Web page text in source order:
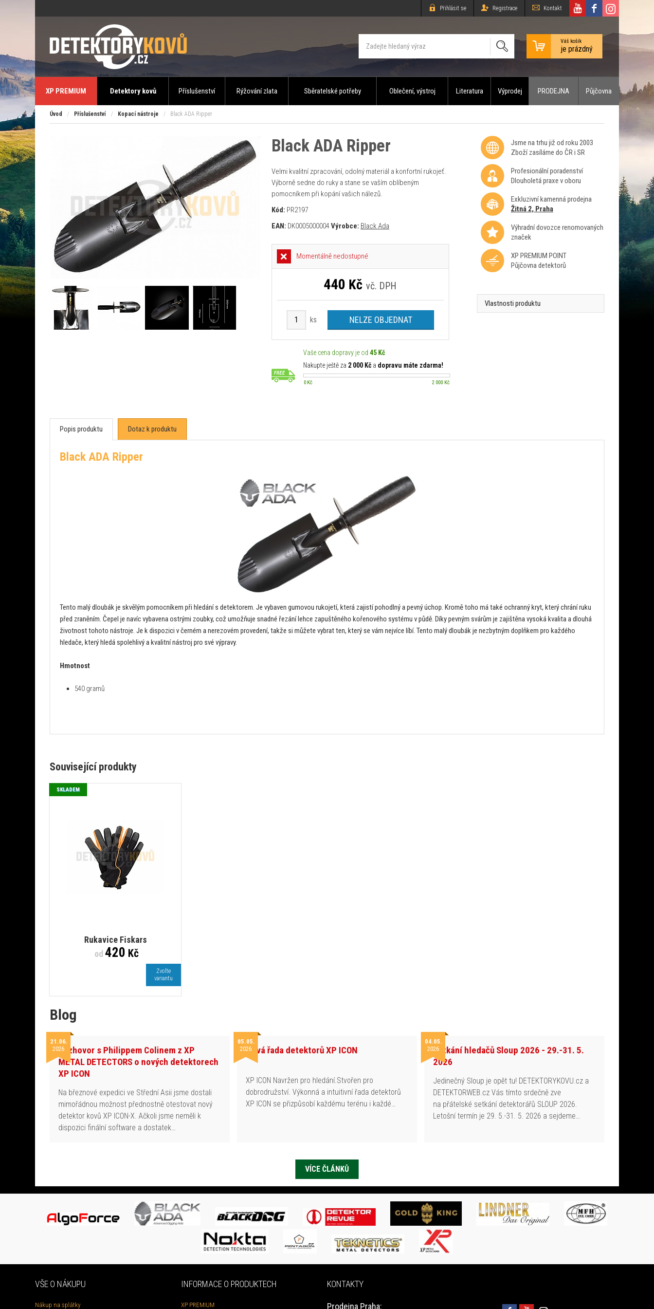
Přihlásit se Registrace Kontakt
Váš košík
je prázdný
XP PREMIUM Detektory kovů Příslušenství Rýžování zlata Sběratelské potřeby Oblečení, výstroj Literatura Výprodej PRODEJNA Půjčovna
Úvod / Příslušenství / Kopací nástroje / Black ADA Ripper
Black ADA Ripper
Velmi kvalitní zpracování, odolný materiál a konfortní rukojeť.
Výborně sedne do ruky a stane se vaším oblíbeným
pomocníkem při kopání vašich nálezů.
Kód: PR2197
EAN: DK0005000004Výrobce: Black Ada
Momentálně nedostupné
440 Kč vč. DPH
ks NELZE OBJEDNAT
Vaše cena dopravy je od 45 Kč
Nakupte ještě za 2 000 Kča dopravu máte zdarma!
0 Kč 2 000 Kč
Jsme na trhu již od roku 2003
Zboží zasíláme do ČR i SR
Profesionální poradenství
Dlouholetá praxe v oboru
Exkluzivní kamenná prodejna
Žitná 2, Praha
Výhradní dovozce renomovaných
značek
XP PREMIUM POINT
Půjčovna detektorů
Vlastnosti produktu
Popis produktu Dotaz k produktu
Black ADA Ripper
Tento malý dloubák je skvělým pomocníkem při hledání s detektorem. Je vybaven gumovou rukojetí, která zajistí pohodlný a pevný úchop. Kromě toho má také ochranný kryt, který chrání ruku
před zraněním. Čepel je navíc vybavena ostrými zoubky, což umožňuje snadné řezání lehce zapuštěného kořenového systému v půdě. Díky pevným svárům je zajištěna vysoká kvalita a dlouhá
životnost tohoto nástroje. Je k dispozici v černém a nerezovém provedení, takže si můžete vybrat ten, který se vám nejvíce líbí. Tento malý dloubák je nezbytným doplňkem pro každého
hledače, který hledá spolehlivý a kvalitní nástroj pro své výpravy.
Hmotnost
540 gramů
Související produkty
Rukavice Fiskars
SKLADEM
od420 Kč
Zvolte
variantu
Blog
21.06.
2026Rozhovor s Philippem Colinem z XP
METAL DETECTORS o nových detektorech
XP ICON
Na březnové expedici ve Střední Asii jsme dostali
mimořádnou možnost přednostně otestovat nový
detektor kovů XP ICON-X. Ačkoli jsme neměli k
dispozici finální software a dostatek…
05.05.
2026Nová řada detektorů XP ICON
XP ICON Navržen pro hledání.Stvořen pro
dobrodružství. Výkonná a intuitivní řada detektorů
XP ICON se přizpůsobí každému terénu i každé…
04.05.
2026Setkání hledačů Sloup 2026 - 29.-31. 5.
2026
Jedinečný Sloup je opět tu! DETEKTORYKOVU.cz a
DETEKTORWEB.cz Vás tímto srdečně zve
na přátelské setkání detektorářů SLOUP 2026.
Letošní termín je 29. 5.-31. 5. 2026 a sejdeme…
VÍCE ČLÁNKŮ
KONTAKTY
Prodejna Praha:
VŠE O NÁKUPU
Nákup na splátky
INFORMACE O PRODUKTECH
XP PREMIUM